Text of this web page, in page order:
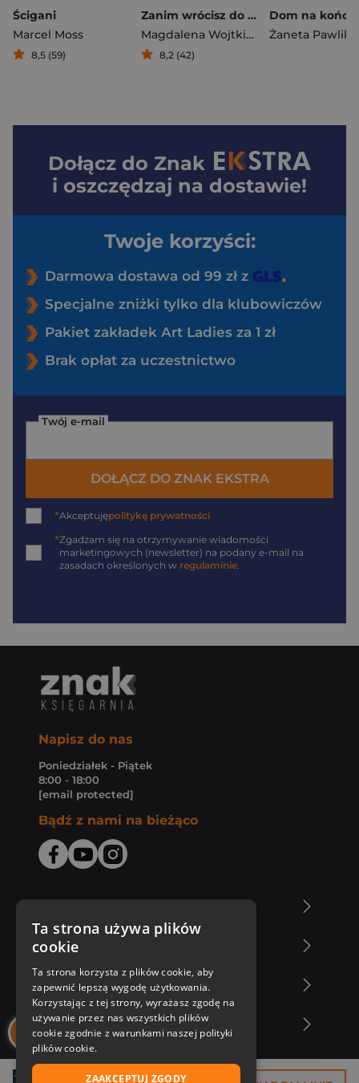
Ścigani
Marcel Moss
8,5 (59)
Zanim wrócisz do mnie
Magdalena Wojtkiewicz
8,2 (42)
Żaneta Pawlik
Dołącz do Znak
i oszczędzaj na dostawie!
Twoje korzyści:
Darmowa dostawa od 99 zł z
Specjalne zniżki tylko dla klubowiczów
Pakiet zakładek Art Ladies za 1 zł
Brak opłat za uczestnictwo
Twój e-mail
DOŁĄCZ DO ZNAK EKSTRA
*Akceptujępolitykę prywatności
*Zgadzam się na otrzymywanie wiadomości
marketingowych (newsletter) na podany e-mail na
zasadach określonych w regulaminie
Napisz do nas
Poniedziałek - Piątek
8:00 - 18:00
[email protected]
Bądź z nami na bieżąco
Zakupy u nas
Nasza oferta
Nasi autorzy
Ta strona używa plików
cookie
Ta strona korzysta z plików cookie, aby
zapewnić lepszą wygodę użytkowania.
Korzystając z tej strony, wyrażasz zgodę na
używanie przez nas wszystkich plików
cookie zgodnie z warunkami naszej polityki
plików cookie.
ZAAKCEPTUJ ZGODY